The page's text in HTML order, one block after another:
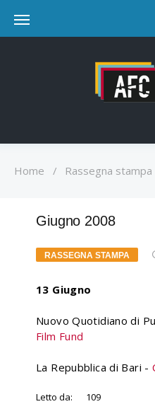
Home / Rassegna stampa
Giugno 2008
RASSEGNA STAMPA
13 Giugno
Nuovo Quotidiano di
Film Fund
La Repubblica di Bari -
Letto da: 109